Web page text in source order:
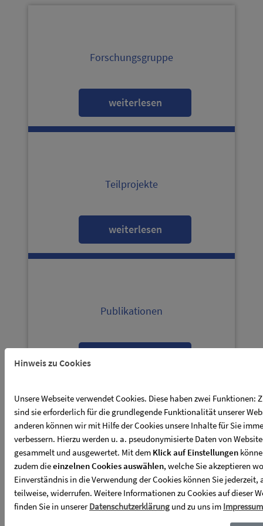
weiterlesen
Forschungsgruppe
weiterlesen
Teilprojekte
Publikationen
Neuigkeiten
Hinweis zu Cookies
Unsere Webseite verwendet Cookies. Diese haben zwei Funktionen:
sind sie erforderlich für die grundlegende Funktionalität unserer
anderen können wir mit Hilfe der Cookies unsere Inhalte für Sie
verbessern. Hierzu werden u. a. pseudonymisierte Daten von
gesammelt und ausgewertet. Mit dem Klick auf Einstellungen
zudem dieeinzelnen Cookies auswählen, welche Sie akzeptieren
Einverständnis in die Verwendung der Cookies können Sie jederzeit,
teilweise, widerrufen. Weitere Informationen zu Cookies auf dieser
finden Sie in unsererDatenschutzerklärung und zu uns im Impressum